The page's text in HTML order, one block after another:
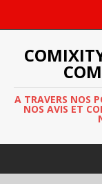
A TRAVERS NOS
NOS AVIS ET